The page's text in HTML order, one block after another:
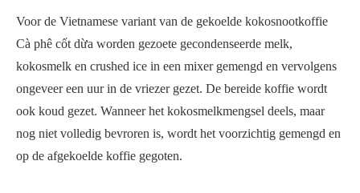
Voor de Vietnamese variant van de gekoelde kokosnootkoffie
Cà phê cốt dừa worden gezoete gecondenseerde melk,
kokosmelk en crushed ice in een mixer gemengd en vervolgens
ongeveer een uur in de vriezer gezet. De bereide koffie wordt
ook koud gezet. Wanneer het kokosmelkmengsel deels, maar
nog niet volledig bevroren is, wordt het voorzichtig gemengd en
op de afgekoelde koffie gegoten.